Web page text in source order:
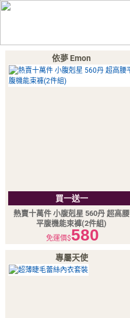
依夢 Emon
買一送一
熱賣十萬件 小腹剋星 560丹 超高腰
平腹機能束褲(2件組)
免運價$580
專屬天使